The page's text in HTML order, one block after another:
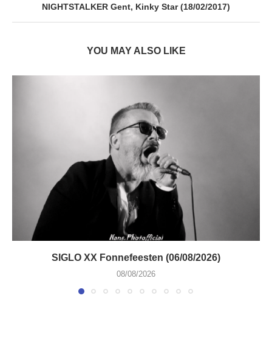
NIGHTSTALKER Gent, Kinky Star (18/02/2017)
YOU MAY ALSO LIKE
SIGLO XX Fonnefeesten (06/08/2026)
08/08/2026